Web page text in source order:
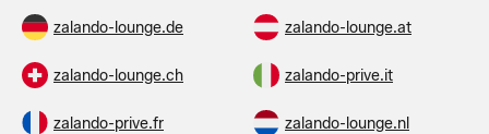
zalando-lounge.de zalando-lounge.at
zalando-lounge.ch zalando-prive.it
zalando-prive.fr zalando-lounge.nl